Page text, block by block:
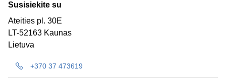
Susisiekite su
Ateities pl. 30E
LT-52163 Kaunas
Lietuva
+370 37 473619